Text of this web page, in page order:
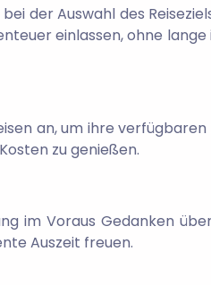
der Auswahl des
einlassen, ohne
an, um ihre verfügbaren
zu genießen.
im Voraus Gedanken
Auszeit freuen.